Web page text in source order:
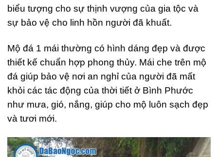
biểu tượng cho sự thịnh vượng của gia tộc và
sự bảo vệ cho linh hồn người đã khuất.
Mộ đá 1 mái thường có hình dáng đẹp và được
thiết kế chuẩn hợp phong thủy. Mái che trên mộ
đá giúp bảo vệ nơi an nghỉ của người đã mất
khỏi các tác động của thời tiết ở Bình Phước
như mưa, gió, nắng, giúp cho mộ luôn sạch đẹp
và tươi mới.